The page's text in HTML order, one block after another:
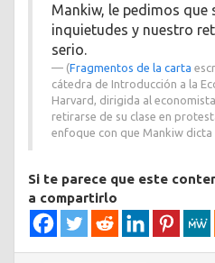
Mankiw, le pedimos que
inquietudes y nuestro
serio.
(Fragmentos de la carta
cátedra de Introducción a la
Harvard, dirigida al
retirarse de su clase en
enfoque con que Mankiw dicta
Si te parece que este
a compartirlo